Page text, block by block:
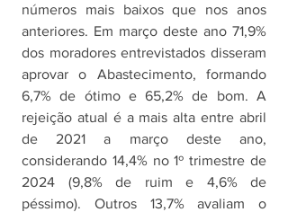
números mais baixos que nos anos
anteriores. Em março deste ano 71,9%
dos moradores entrevistados disseram
aprovar o Abastecimento, formando
6,7% de ótimo e 65,2% de bom. A
rejeição atual é a mais alta entre abril
de 2021 a março deste ano,
considerando 14,4% no 1º trimestre de
2024 (9,8% de ruim e 4,6% de
péssimo). Outros 13,7% avaliam o